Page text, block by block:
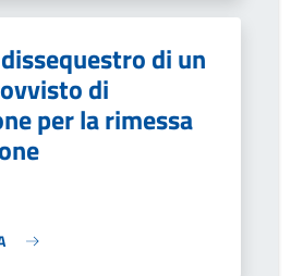
di un
di
per la rimessa